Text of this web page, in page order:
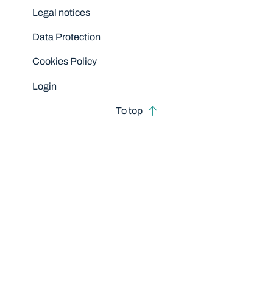
Legal notices
Data Protection
Cookies Policy
Login
To top